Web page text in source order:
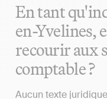
En tant
en-Yvelines,
recourir aux
comptable ?
Aucun texte